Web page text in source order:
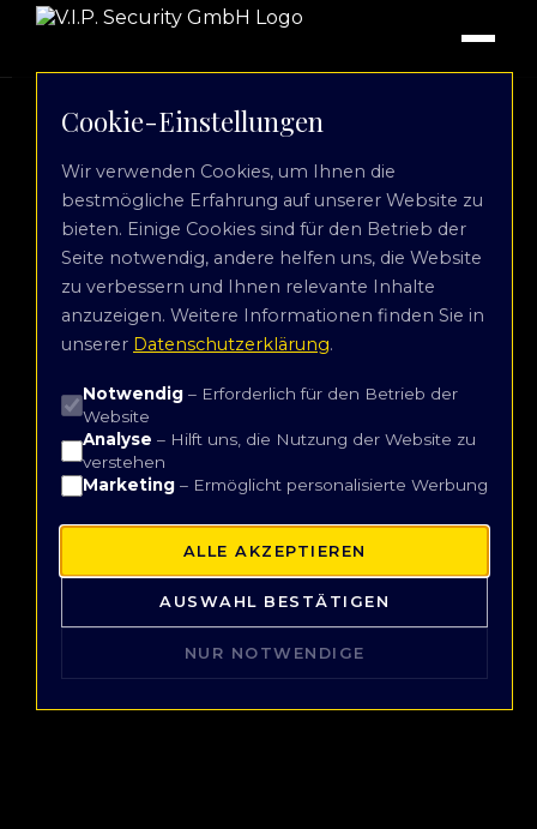
Cookie-Einstellungen
Wir verwenden Cookies, um Ihnen die
bestmögliche Erfahrung auf unserer Website zu
bieten. Einige Cookies sind für den Betrieb der
Seite notwendig, andere helfen uns, die Website
zu verbessern und Ihnen relevante Inhalte
anzuzeigen. Weitere Informationen finden Sie in
unserer Datenschutzerklärung.
Notwendig – Erforderlich für den Betrieb der
Website
Analyse – Hilft uns, die Nutzung der Website zu
verstehen
Marketing – Ermöglicht personalisierte Werbung
ALLE AKZEPTIEREN
AUSWAHL BESTÄTIGEN
NUR NOTWENDIGE